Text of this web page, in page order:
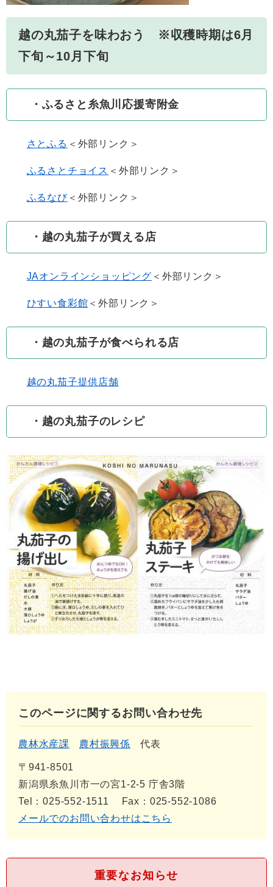
越の丸茄子を味わおう ※収穫時期は6月
下旬～10月下旬
・ふるさと糸魚川応援寄附金
さとふる ＜外部リンク＞
ふるさとチョイス ＜外部リンク＞
ふるなび＜外部リンク＞
・越の丸茄子が買える店
JAオンラインショッピング ＜外部リンク＞
ひすい食彩館 ＜外部リンク＞
・越の丸茄子が食べられる店
越の丸茄子提供店舗
・越の丸茄子のレシピ
このページに関するお問い合わせ先
農林水産課 農村振興係 代表
〒941-8501
新潟県糸魚川市一の宮1-2-5 庁舎3階
Tel：025-552-1511
Fax：025-552-1086
メールでのお問い合わせはこちら
重要なお知らせ